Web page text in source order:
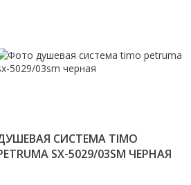
СИСТЕМА TIMO
SX-5029/03SM ЧЕРНАЯ